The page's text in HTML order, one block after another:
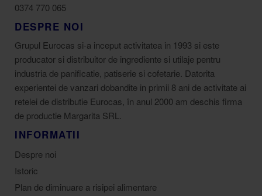
0374 770 065
DESPRE NOI
Grupul Eurocas si-a inceput activitatea in 1993 si este
producator si distribuitor de ingrediente si utilaje pentru
industria de panificatie, patiserie si cofetarie. Datorita
experientei de vanzari dobandite in primii 8 ani de activitate ai
retelei de distributie Eurocas, în anul 2000 am deschis firma
de productie Margarita SRL.
INFORMATII
Despre noi
Istoric
Plan de diminuare a risipei alimentare